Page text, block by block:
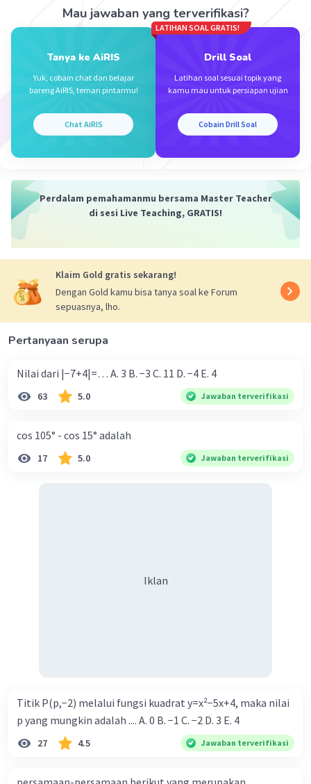
kebudayaan yang dihasilkan.
Mau jawaban yang terverifikasi?
Tanya ke AiRIS
Yuk, cobain chat dan belajar
bareng AiRIS, teman pintarmu!
Chat AiRIS
LATIHAN SOAL GRATIS!
Drill Soal
Latihan soal sesuai topik yang
kamu mau untuk persiapan ujian
Cobain Drill Soal
Perdalam pemahamanmu bersama Master Teacher
di sesi Live Teaching, GRATIS!
Klaim Gold gratis sekarang!
Dengan Gold kamu bisa tanya soal ke Forum
sepuasnya, lho.
Pertanyaan serupa
Nilai dari |−7+4|=… A. 3 B. −3 C. 11 D. −4 E. 4
63 5.0 Jawaban terverifikasi
cos 105° - cos 15° adalah
17 5.0 Jawaban terverifikasi
Iklan
Titik P(p,−2) melalui fungsi kuadrat y=x²−5x+4, maka nilai
p yang mungkin adalah .... A. 0 B. −1 C. −2 D. 3 E. 4
27 4.5 Jawaban terverifikasi